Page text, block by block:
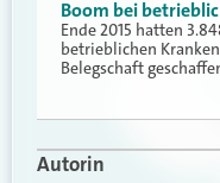
Boom bei
Ende 2015 hatten
betrieblichen
Belegschaft
Autorin